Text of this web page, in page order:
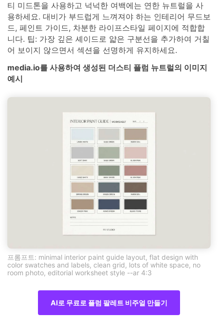
티 미드톤을 사용하고 넉넉한 여백에는 연한 뉴트럴을 사
용하세요. 대비가 부드럽게 느껴져야 하는 인테리어 무드보
드, 페인트 가이드, 차분한 라이프스타일 페이지에 적합합
니다. 팁: 가장 깊은 셰이드로 얇은 구분선을 추가하여 거칠
어 보이지 않으면서 섹션을 선명하게 유지하세요.
media.io를 사용하여 생성된 더스티 플럼 뉴트럴의 이미지
예시
프롬프트: minimal interior paint guide layout, flat design with
color swatches and labels, clean grid, lots of white space, no
room photo, editorial worksheet style --ar 4:3
AI로 무료로 플럼 팔레트 비주얼 만들기